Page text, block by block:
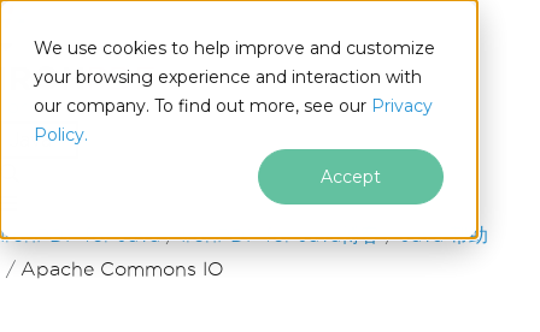
We use cookies to help improve and customize
your browsing experience and interaction with
our company. To find out more, see our Privacy
Policy.
Accept
Java
跳至页脚内容
IronPDF for Java IronPDF for Java博客
Java 帮助
Apache Commons IO